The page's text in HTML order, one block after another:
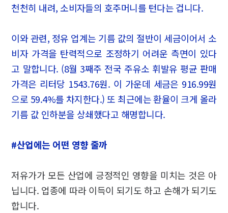
천천히 내려, 소비자들의 호주머니를 턴다는 겁니다.
이와 관련, 정유 업계는 기름 값의 절반이 세금이어서 소
비자 가격을 탄력적으로 조정하기 어려운 측면이 있다
고 말합니다. (8월 3째주 전국 주유소 휘발유 평균 판매
가격은 리터당 1543.76원. 이 가운데 세금은 916.99원
으로 59.4%를 차지한다.) 또 최근에는 환율이 크게 올라
기름 값 인하분을 상쇄했다고 해명합니다.
#산업에는 어떤 영향 줄까
저유가가 모든 산업에 긍정적인 영향을 미치는 것은 아
닙니다. 업종에 따라 이득이 되기도 하고 손해가 되기도
합니다.